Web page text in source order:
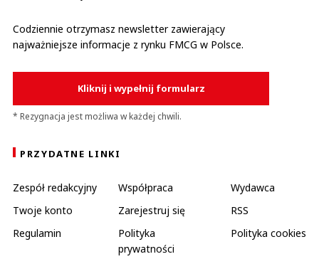
Codziennie otrzymasz newsletter zawierający
najważniejsze informacje z rynku FMCG w Polsce.
Kliknij i wypełnij formularz
* Rezygnacja jest możliwa w każdej chwili.
PRZYDATNE LINKI
Zespół redakcyjny Współpraca
Wydawca
Twoje konto
Zarejestruj się
RSS
Regulamin
Polityka
prywatności
Polityka cookies